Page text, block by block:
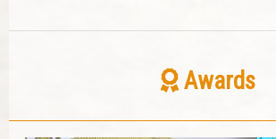
Awards